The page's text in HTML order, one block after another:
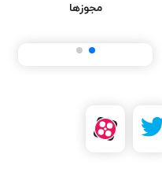
مجوزها